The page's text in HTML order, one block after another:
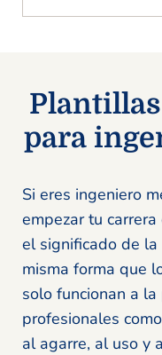
para
Si eres ingeniero
empezar tu
el significado de la
misma forma que
solo funcionan a
profesionales
al agarre, al uso y